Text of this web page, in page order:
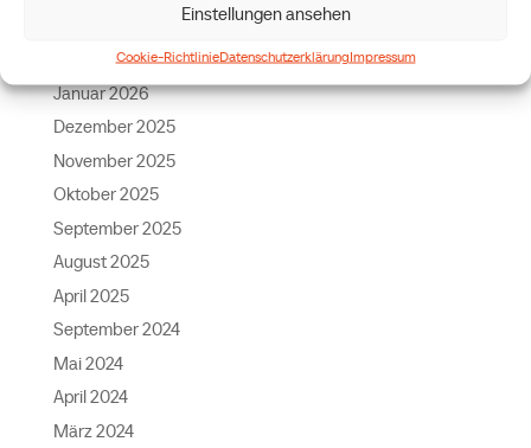
Einstellungen ansehen
Cookie-RichtlinieDatenschutzerklärungImpressum
Februar 2026
Januar 2026
Dezember 2025
November 2025
Oktober 2025
September 2025
August 2025
April 2025
September 2024
Mai 2024
April 2024
März 2024